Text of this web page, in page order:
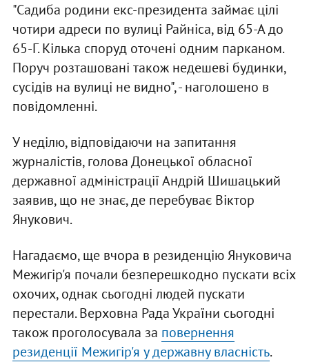
"Садиба родини екс-президента займає цілі
чотири адреси по вулиці Райніса, від 65-А до
65-Г. Кілька споруд оточені одним парканом.
Поруч розташовані також недешеві будинки,
сусідів на вулиці не видно", - наголошено в
повідомленні.
У неділю, відповідаючи на запитання
журналістів, голова Донецької обласної
державної адміністрації Андрій Шишацький
заявив, що не знає, де перебуває Віктор
Янукович.
Нагадаємо, ще вчора в резиденцію Януковича
Межигір'я почали безперешкодно пускати всіх
охочих, однак сьогодні людей пускати
перестали. Верховна Рада України сьогодні
також проголосувала за повернення
резиденції Межигір'я у державну власність.